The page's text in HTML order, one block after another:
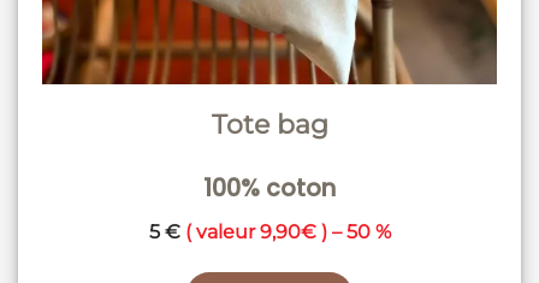
Tote bag
100% coton
5 €( valeur 9,90€ ) – 50 %